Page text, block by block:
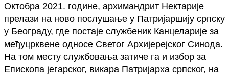
Октобра 2021. године, архимандрит Нектарије
прелази на ново послушање у Патријаршију српску
у Београду, где постаје службеник Канцеларије за
међуцрквене односе Светог Архијерејског Синода.
На том месту службовања затиче га и избор за
Епископа јегарског, викара Патријарха српског, на